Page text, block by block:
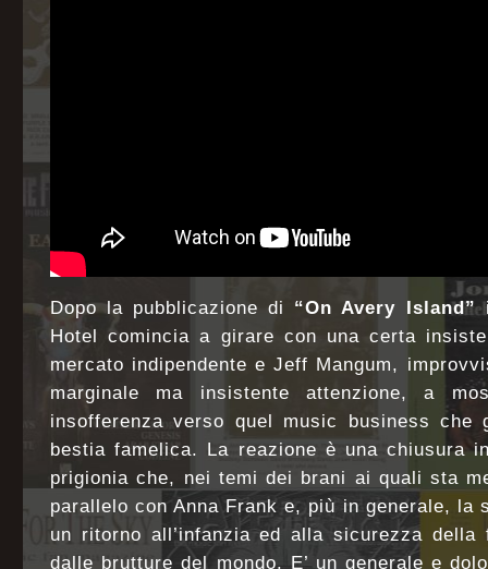
Dopo la pubblicazione di “On Avery Island”
Hotel comincia a girare con una certa
mercato indipendente e Jeff Mangum,
marginale ma insistente attenzione, a
insofferenza verso quel music business che
bestia famelica. La reazione è una chiusura
prigionia che, nei temi dei brani ai quali sta
parallelo con Anna Frank e, più in generale, la
un ritorno all’infanzia ed alla sicurezza
dalle brutture del mondo. E’ un generale e